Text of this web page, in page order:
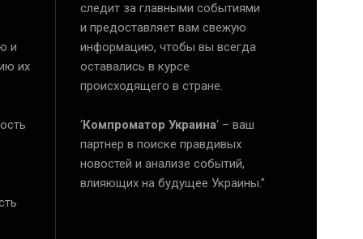
и
их
следит за главными событиями
и предоставляет вам свежую
информацию, чтобы вы всегда
оставались в курсе
происходящего в стране.
‘Компроматор Украина‘ – ваш
партнер в поиске правдивых
новостей и анализе событий,
влияющих на будущее Украины.”